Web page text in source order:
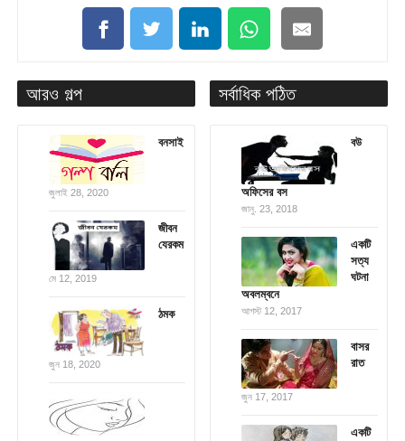
আরও গল্প
বনসাই
জুলাই 28, 2020
জীবন
যেরকম
মে 12, 2019
ঠমক
জুন 18, 2020
সর্বাধিক পঠিত
বউ
অফিসের বস
জানু. 23, 2018
একটি
সত্য
ঘটনা
অবলম্বনে
আগস্ট 12, 2017
বাসর
রাত
জুন 17, 2017
একটি